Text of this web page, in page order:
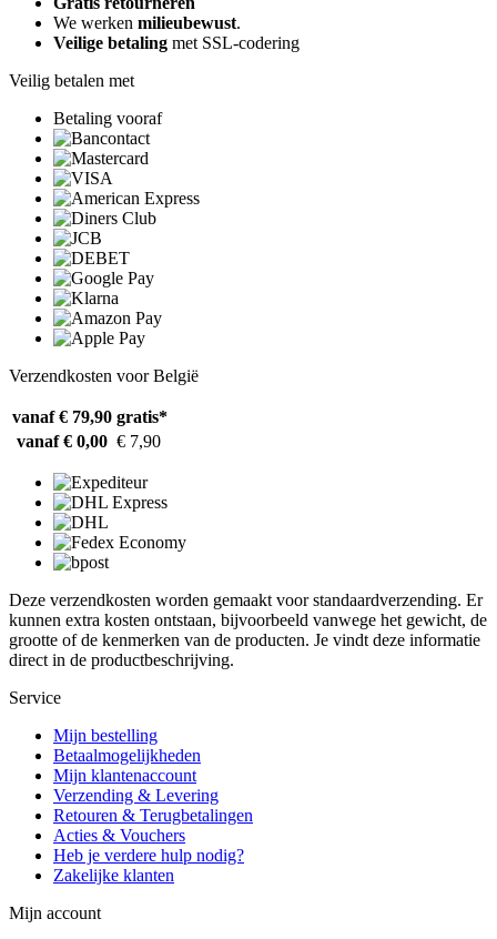
We werken milieubewust.
Veilige betaling met SSL-codering
Veilig betalen met
Betaling vooraf
Verzendkosten voor België
vanaf € 79,90 gratis*
vanaf € 0,00 € 7,90
Deze verzendkosten worden gemaakt voor standaardverzending. Er
kunnen extra kosten ontstaan, bijvoorbeeld vanwege het gewicht, de
grootte of de kenmerken van de producten. Je vindt deze informatie
direct in de productbeschrijving.
Service
Mijn bestelling
Betaalmogelijkheden
Mijn klantenaccount
Verzending & Levering
Retouren & Terugbetalingen
Acties & Vouchers
Heb je verdere hulp nodig?
Zakelijke klanten
Mijn account